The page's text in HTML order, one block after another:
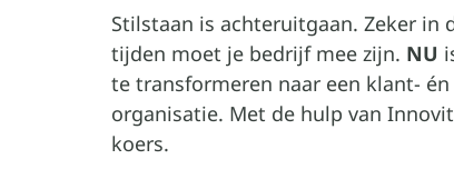
Stilstaan is achteruitgaan. Zeker in
tijden moet je bedrijf mee zijn. NU
te transformeren naar een klant-
organisatie. Met de hulp van
koers.